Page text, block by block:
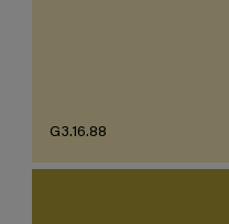
G3.16.88